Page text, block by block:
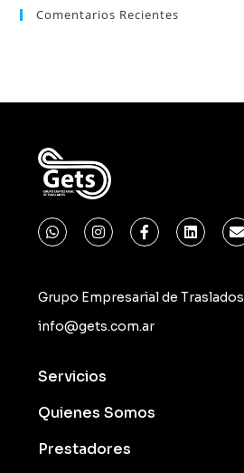
Comentarios Recientes
Grupo Empresarial de Traslados
info@gets.com.ar
Servicios
Quienes Somos
Prestadores